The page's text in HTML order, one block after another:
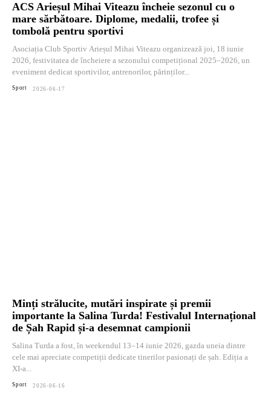
ACS Arieșul Mihai Viteazu încheie sezonul cu o
mare sărbătoare. Diplome, medalii, trofee și
tombolă pentru sportivi
Asociația Club Sportiv Arieșul Mihai Viteazu organizează joi, 18 iunie
2026, festivitatea de încheiere a sezonului competițional 2025–2026, un
eveniment dedicat sportivilor, antrenorilor, părinților...
Sport 2026-06-17
Minți strălucite, mutări inspirate și premii
importante la Salina Turda! Festivalul Internațional
de Șah Rapid și-a desemnat campionii
Salina Turda a fost, în weekendul 13–14 iunie 2026, gazda uneia dintre
cele mai apreciate competiții dedicate tinerilor pasionați de șah. Ediția a
XI-a...
Sport 2026-06-16